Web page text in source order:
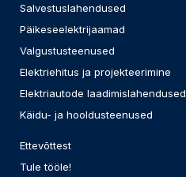
Salvestuslahendused
Päikeseelektrijaamad
Valgustusteenused
Elektriehitus ja projekteerimine
Elektriautode laadimislahendused
Käidu- ja hooldusteenused
Ettevõttest
Tule tööle!